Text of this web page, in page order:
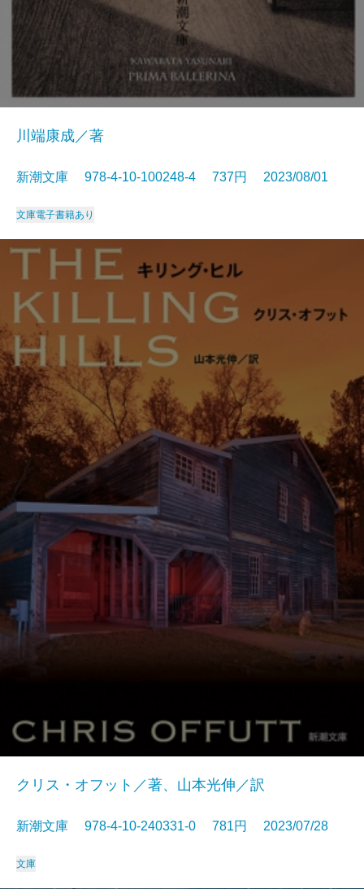
川端康成／著
新潮文庫 978-4-10-100248-4 737円 2023/08/01
文庫電子書籍あり
クリス・オフット／著、山本光伸／訳
新潮文庫 978-4-10-240331-0 781円 2023/07/28
文庫